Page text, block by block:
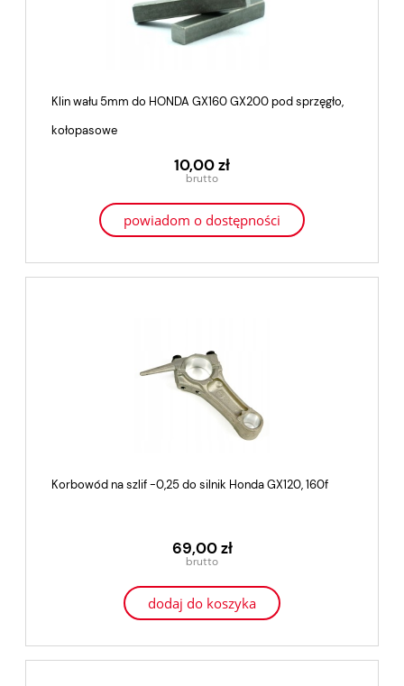
Klin wału 5mm do HONDA GX160 GX200 pod sprzęgło,
kołopasowe
10,00 zł
powiadom o dostępności
Korbowód na szlif -0,25 do silnik Honda GX120, 160f
69,00 zł
dodaj do koszyka